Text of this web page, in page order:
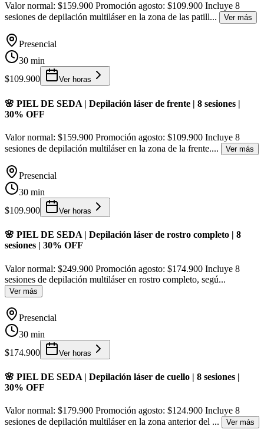
Valor normal: $159.900 Promoción agosto: $109.900 Incluye 8
sesiones de depilación multiláser en la zona de las patill... Ver más
Presencial
30 min
$109.900
Ver horas
🌸 PIEL DE SEDA | Depilación láser de frente | 8 sesiones |
30% OFF
Valor normal: $159.900 Promoción agosto: $109.900 Incluye 8
sesiones de depilación multiláser en la zona de la frente.... Ver más
Presencial
30 min
$109.900
Ver horas
🌸 PIEL DE SEDA | Depilación láser de rostro completo | 8
sesiones | 30% OFF
Valor normal: $249.900 Promoción agosto: $174.900 Incluye 8
sesiones de depilación multiláser en rostro completo, segú...
Ver más
Presencial
30 min
$174.900
Ver horas
🌸 PIEL DE SEDA | Depilación láser de cuello | 8 sesiones |
30% OFF
Valor normal: $179.900 Promoción agosto: $124.900 Incluye 8
sesiones de depilación multiláser en la zona anterior del ... Ver más